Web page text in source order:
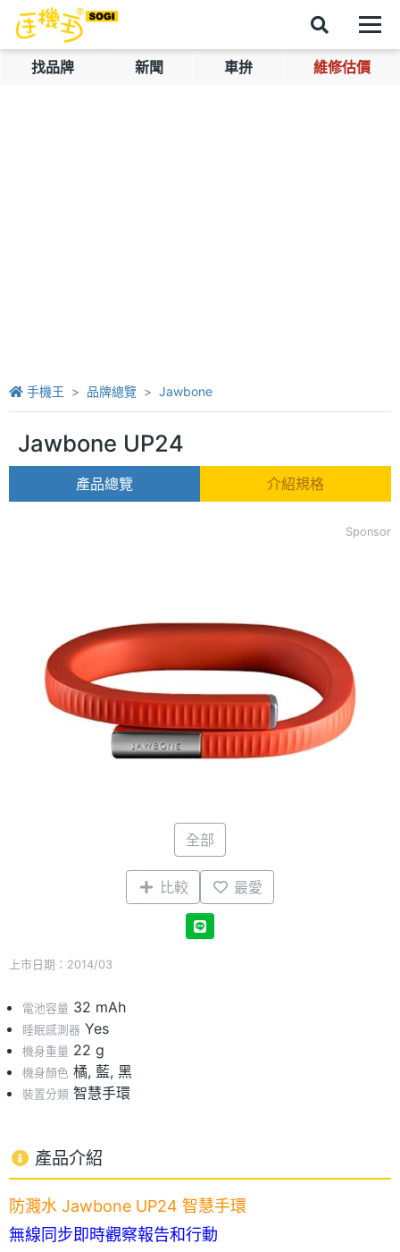
找品牌 新聞 車拚 維修估價
手機王 品牌總覽 Jawbone
Jawbone UP24
產品總覽 介紹規格
Sponsor
全部
比較 最愛
上市日期：2014/03
電池容量 32 mAh
睡眠感測器 Yes
機身重量 22 g
機身顏色 橘, 藍, 黑
裝置分類 智慧手環
產品介紹
防濺水 Jawbone UP24 智慧手環
無線同步即時觀察報告和行動